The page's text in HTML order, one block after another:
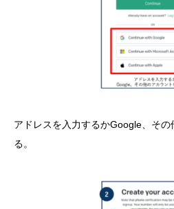
アドレスを入力するかGoogle、そ
る。